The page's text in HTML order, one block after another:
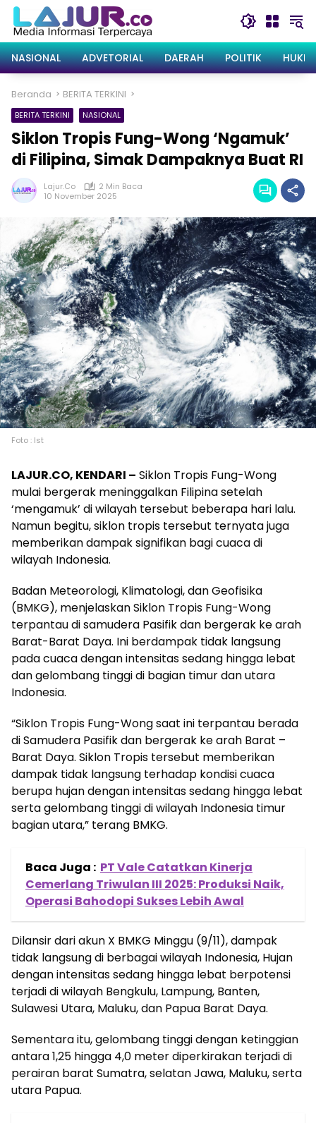
Langsung
konten
NASIONAL
ADVETORIAL DAERAH POLITIK
Beranda BERITA TERKINI
BERITA TERKINI NASIONAL
Siklon Tropis Fung-Wong ‘Ngamuk’
di Filipina, Simak Dampaknya Buat RI
Lajur.co
2 Min Baca
10 November 2025
Foto : Ist
LAJUR.CO, KENDARI – Siklon Tropis Fung-Wong
mulai bergerak meninggalkan Filipina setelah
‘mengamuk’ di wilayah tersebut beberapa hari lalu.
Namun begitu, siklon tropis tersebut ternyata juga
memberikan dampak signifikan bagi cuaca di
wilayah Indonesia.
Badan Meteorologi, Klimatologi, dan Geofisika
(BMKG), menjelaskan Siklon Tropis Fung-Wong
terpantau di samudera Pasifik dan bergerak ke arah
Barat-Barat Daya. Ini berdampak tidak langsung
pada cuaca dengan intensitas sedang hingga lebat
dan gelombang tinggi di bagian timur dan utara
Indonesia.
“Siklon Tropis Fung-Wong saat ini terpantau berada
di Samudera Pasifik dan bergerak ke arah Barat –
Barat Daya. Siklon Tropis tersebut memberikan
dampak tidak langsung terhadap kondisi cuaca
berupa hujan dengan intensitas sedang hingga lebat
serta gelombang tinggi di wilayah Indonesia timur
bagian utara,” terang BMKG.
Baca Juga : PT Vale Catatkan Kinerja
Cemerlang Triwulan III 2025: Produksi Naik,
Operasi Bahodopi Sukses Lebih Awal
Dilansir dari akun X BMKG Minggu (9/11), dampak
tidak langsung di berbagai wilayah Indonesia, Hujan
dengan intensitas sedang hingga lebat berpotensi
terjadi di wilayah Bengkulu, Lampung, Banten,
Sulawesi Utara, Maluku, dan Papua Barat Daya.
Sementara itu, gelombang tinggi dengan ketinggian
antara 1,25 hingga 4,0 meter diperkirakan terjadi di
perairan barat Sumatra, selatan Jawa, Maluku, serta
utara Papua.